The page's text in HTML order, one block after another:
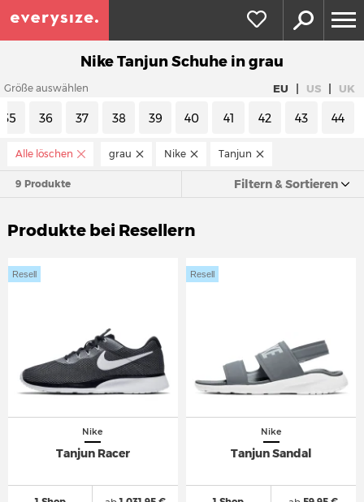
Nike Tanjun Schuhe in grau
Größe auswählen EU | US | UK
35 36 37 38 39 40 41 42 43 44
Alle löschen grau Nike Tanjun
9 Produkte Filtern & Sortieren
Produkte bei Resellern
Nike
Tanjun Racer
Resell
Nike
Tanjun Sandal
Resell